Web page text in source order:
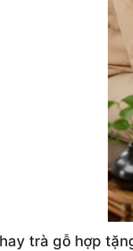
trà gỗ hợp